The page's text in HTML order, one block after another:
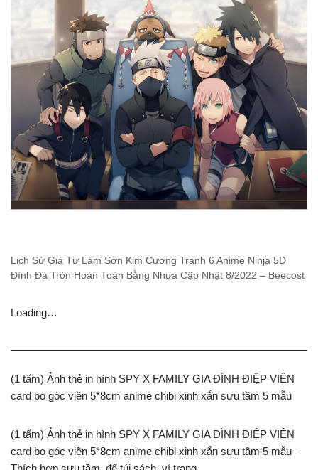
Lịch Sử Giá Tự Làm Sơn Kim Cương Tranh 6 Anime Ninja 5D
Đính Đá Tròn Hoàn Toàn Bằng Nhựa Cập Nhật 8/2022 – Beecost
Loading…
(1 tấm) Ảnh thẻ in hình SPY X FAMILY GIA ĐÌNH ĐIỆP VIÊN
card bo góc viền 5*8cm anime chibi xinh xắn sưu tầm 5 mẫu
(1 tấm) Ảnh thẻ in hình SPY X FAMILY GIA ĐÌNH ĐIỆP VIÊN
card bo góc viền 5*8cm anime chibi xinh xắn sưu tầm 5 mẫu –